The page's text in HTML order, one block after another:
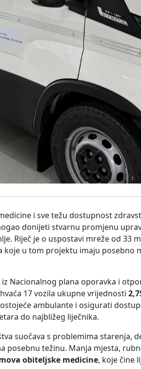
i sve težu dostupnost
donijeti stvarnu promjenu
Riječ je o uspostavi mreže od 33
koje u tom projektu imaju posebno
Nacionalnog plana oporavka i
17 vozila ukupne vrijednosti
ambulante i osigurati
do najbližeg liječnika.
suočava s problemima starenja,
težinu. Manja mjesta,
obiteljske medicine, koje čine